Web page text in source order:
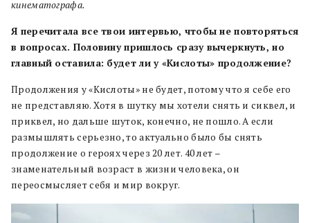
кинематографа.
Я перечитала все твои интервью, чтобы не повторяться
в вопросах. Половину пришлось сразу вычеркнуть, но
главный оставила: будет ли у «Кислоты» продолжение?
Продолжения у «Кислоты» не будет, потому что я себе его
не представляю. Хотя в шутку мы хотели снять и сиквел, и
приквел, но дальше шуток, конечно, не пошло. А если
размышлять серьезно, то актуально было бы снять
продолжение о героях через 20 лет. 40 лет –
знаменательный возраст в жизни человека, он
переосмысляет себя и мир вокруг.